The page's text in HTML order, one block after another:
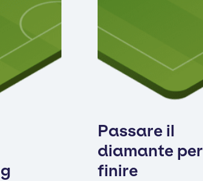
Passare il
diamante per
finire